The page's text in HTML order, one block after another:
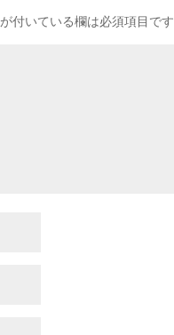
が付いている欄は必須項目です